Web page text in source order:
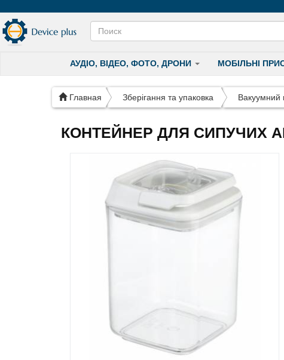
АУДІО, ВІДЕО, ФОТО, ДРОНИ МОБІЛЬНІ
Главная Зберігання та упаковка Вакуумний
КОНТЕЙНЕР ДЛЯ СИПУЧИХ